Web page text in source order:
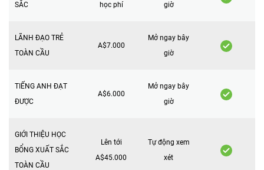
SẮC
học phí
giờ
LÃNH ĐẠO TRẺ
TOÀN CẦU
A$7.000
Mở ngay bây
giờ
TIẾNG ANH ĐẠT
ĐƯỢC
A$6.000
Mở ngay bây
giờ
GIỚI THIỆU HỌC
BỔNG XUẤT SẮC
TOÀN CẦU
Lên tới
A$45.000
Tự động xem
xét